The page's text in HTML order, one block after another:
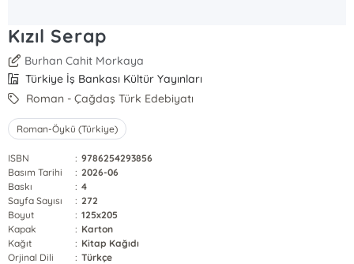
Kızıl Serap
Burhan Cahit Morkaya
Türkiye İş Bankası Kültür Yayınları
Roman - Çağdaş Türk Edebiyatı
Roman-Öykü (Türkiye)
ISBN : 9786254293856
Basım Tarihi
: 2026-06
Baskı
: 4
Sayfa Sayısı
: 272
Boyut
: 125x205
Kapak
: Karton
Kağıt
: Kitap Kağıdı
Orjinal Dili
: Türkçe